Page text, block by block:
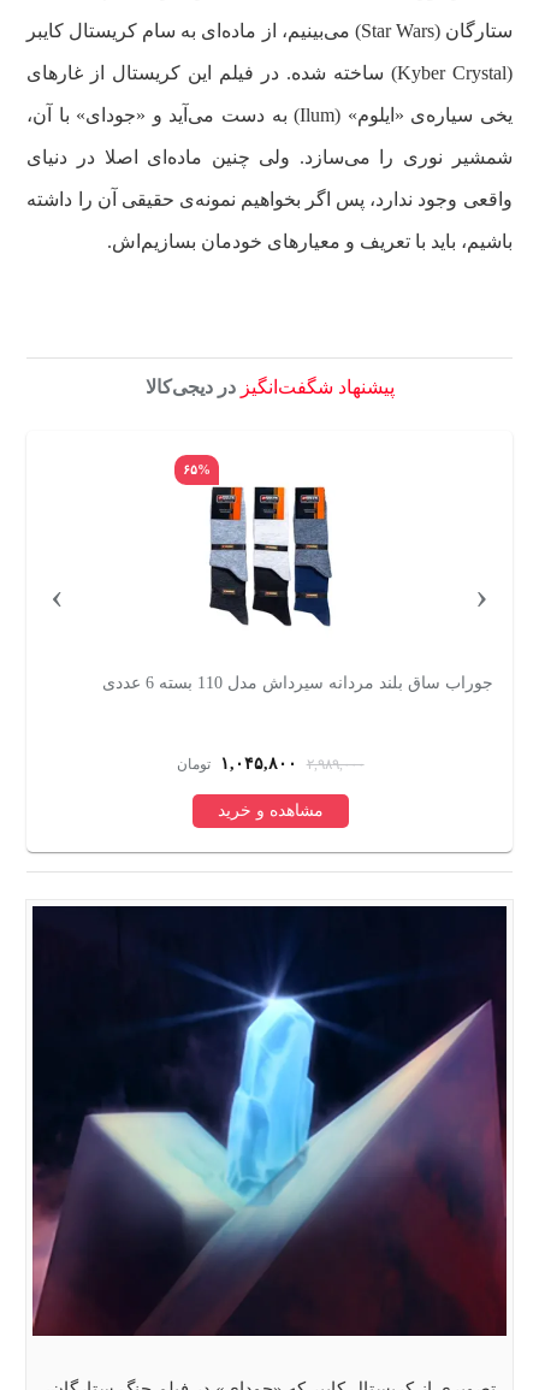
ستارگان (Star Wars) می‌بینیم، از ماده‌ای به سام کریستال کایبر
(Kyber Crystal) ساخته شده. در فیلم این کریستال از غارهای
یخی سیاره‌ی «ایلوم» (Ilum) به دست می‌آید و «جودای» با آن،
شمشیر نوری را می‌سازد. ولی چنین ماده‌ای اصلا در دنیای
واقعی وجود ندارد، پس اگر بخواهیم نمونه‌ی حقیقی آن را داشته
باشیم، باید با تعریف و معیارهای خودمان بسازیم‌اش.
پیشنهاد شگفت‌انگیز در دیجی‌کالا
۶۵%
جوراب ساق بلند مردانه سیرداش مدل 110 بسته 6 عددی
۲,۹۸۹,۰۰۰ ۱,۰۴۵,۸۰۰ تومان
مشاهده و خرید
‹
›